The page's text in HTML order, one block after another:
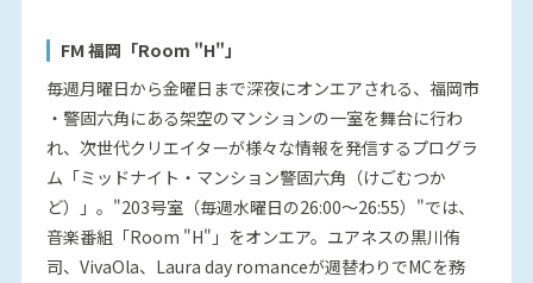
FM 福岡「Room "H"」
毎週月曜日から金曜日まで深夜にオンエアされる、福岡市
・警固六角にある架空のマンションの一室を舞台に行わ
れ、次世代クリエイターが様々な情報を発信するプログラ
ム「ミッドナイト・マンション警固六角（けごむつか
ど）」。"203号室（毎週水曜日の26:00～26:55）"では、
音楽番組「Room "H"」をオンエア。ユアネスの黒川侑
司、VivaOla、Laura day romanceが週替わりでMCを務